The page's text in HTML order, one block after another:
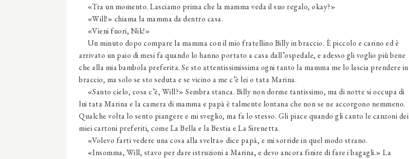
«Tra un momento. Lasciamo prima che la mamma veda il suo regalo, okay?»
«Will!» chiama la mamma da dentro casa.
«Vieni fuori, Nik!»
Un minuto dopo compare la mamma con il mio fratellino Billy in braccio. È piccolo e carino ed è
arrivato un paio di mesi fa quando lo hanno portato a casa dall’ospedale, e adesso gli voglio più bene
che alla mia bambola preferita. Se sto attentissimissima ogni tanto la mamma me lo lascia prendere in
braccio, ma solo se sto seduta e se vicino a me c’è lei o tata Marina.
«Santo cielo, cosa c’è, Will?» Sembra stanca. Billy non dorme tantissimo, ma di notte si occupa di
lui tata Marina e la camera di mamma e papà è talmente lontana che non se ne accorgono nemmeno.
Qualche volta lo sento piangere e mi sveglio, ma fa lo stesso. Gli piace quando gli canto le canzoni dei
miei cartoni preferiti, come La Bella e la Bestia e La Sirenetta.
«Volevo farti vedere una cosa alla svelta» dice papà, e mi sorride in quel modo strano.
«Insomma, Will, stavo per dare istruzioni a Marina, e devo ancora finire di fare i bagagli.» La